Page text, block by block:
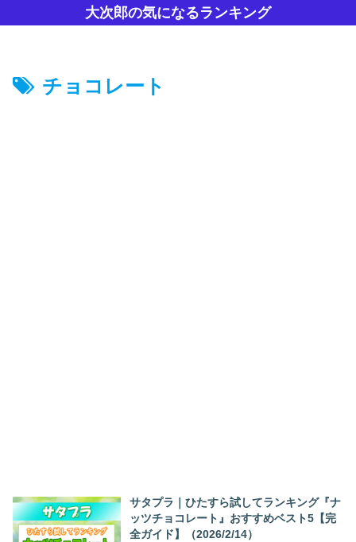
大次郎の気になるランキング
チョコレート
サタプラ｜ひたすら試してランキング『ナ
ッツチョコレート』おすすめベスト5【完
全ガイド】（2026/2/14）